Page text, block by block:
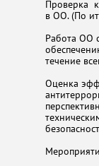
Проверка
в ОО. (По
Работа ОО
течение
Оценка